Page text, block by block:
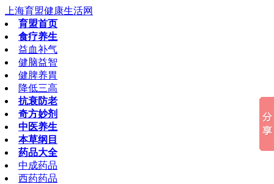
上海育盟健康生活网
育盟首页
食疗养生
益血补气
健脑益智
健脾养胃
降低三高
抗衰防老
奇方妙剂
中医养生
本草纲目
药品大全
中成药品
西药药品